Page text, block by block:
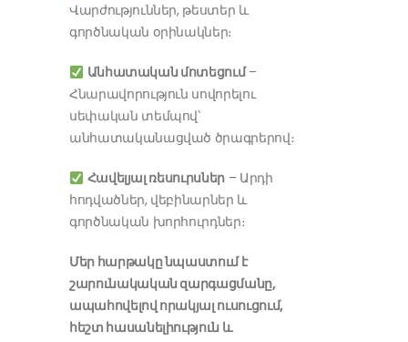
Վարժություններ, թեստեր և
գործնական օրինակներ։
Անհատական մոտեցում–
Հնարավորություն սովորելու
սեփական տեմպով՝
անհատականացված ծրագրերով։
Հավելյալ ռեսուրսներ– Արդի
հոդվածներ, վեբինարներ և
գործնական խորհուրդներ։
Մեր հարթակը նպաստում է
շարունակական զարգացմանը,
ապահովելով որակյալ ուսուցում,
հեշտ հասանելիություն և